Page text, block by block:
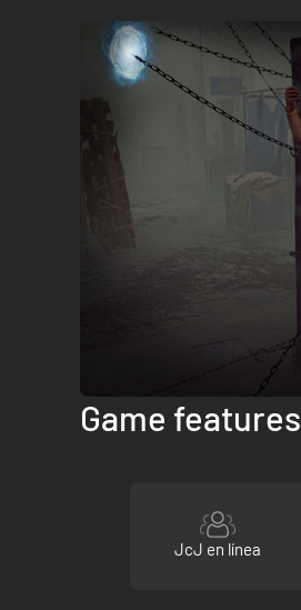
Game features
JcJ en línea